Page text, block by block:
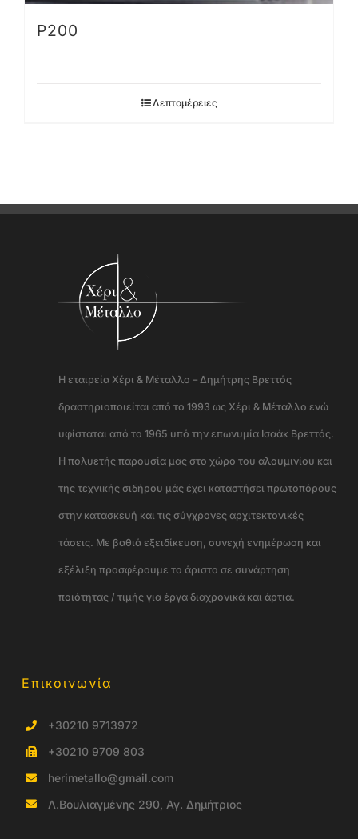
P200
Λεπτομέρειες
Η εταιρεία Χέρι & Μέταλλο – Δημήτρης Βρεττός
δραστηριοποιείται από το 1993 ως Χέρι & Μέταλλο ενώ
υφίσταται από το 1965 υπό την επωνυμία Ισαάκ Βρεττός.
Η πολυετής παρουσία μας στο χώρο του αλουμινίου και
της τεχνικής σιδήρου μάς έχει καταστήσει πρωτοπόρους
στην κατασκευή και τις σύγχρονες αρχιτεκτονικές
τάσεις. Με βαθιά εξειδίκευση, συνεχή ενημέρωση και
εξέλιξη προσφέρουμε το άριστο σε συνάρτηση
ποιότητας / τιμής για έργα διαχρονικά και άρτια.
Επικοινωνία
+30210 9713972
+30210 9709 803
herimetallo@gmail.com
Λ.Βουλιαγμένης 290, Αγ. Δημήτριος